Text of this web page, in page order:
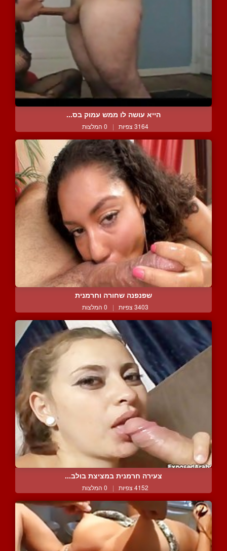
הייא עושה לו ממש עמוק בס...
3164 צפיות | 0 המלצות
שפנפנה שחורה וחרמנית
3403 צפיות | 0 המלצות
צעירה חרמנית במציצת בולב...
4152 צפיות | 0 המלצות